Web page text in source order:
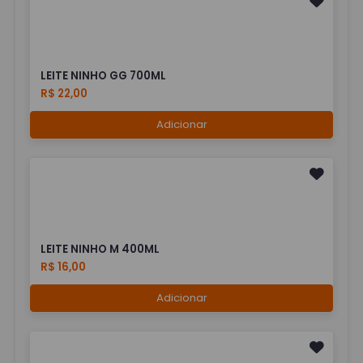
LEITE NINHO GG 700ML
R$ 22,00
Adicionar
LEITE NINHO M 400ML
R$ 16,00
Adicionar